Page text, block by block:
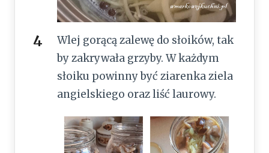
Wlej gorącą zalewę do słoików, tak
by zakrywała grzyby. W każdym
słoiku powinny być ziarenka ziela
angielskiego oraz liść laurowy.